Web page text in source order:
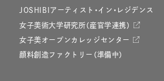
JOSHIBIアーティスト・イン・レジデンス
女子美術大学研究所（産官学連携）
女子美オープンカレッジセンター
顔料創造ファクトリー（準備中）